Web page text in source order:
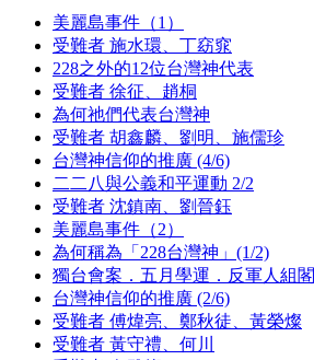
美麗島事件（1）
受難者 施水環、丁窈窕
228之外的12位台灣神代表
受難者 徐征、趙桐
為何祂們代表台灣神
受難者 胡鑫麟、劉明、施儒珍
台灣神信仰的推廣 (4/6)
二二八與公義和平運動 2/2
受難者 沈鎮南、劉晉鈺
美麗島事件（2）
為何稱為「228台灣神」(1/2)
獨台會案．五月學運．反軍人組閣
台灣神信仰的推廣 (2/6)
受難者 傅煒亮、鄭秋徒、黃榮燦
受難者 黃守禮、何川